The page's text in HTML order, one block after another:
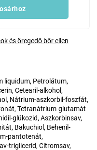
és öregedő bőr ellen
liquidum, Petrolátum,
Cetearil-alkohol,
Nátrium-aszkorbil-foszfát,
Tetranátrium-glutamát-
glükozid, Aszkorbinsav,
Bakuchiol, Behenil-
pantotenát,
triglicerid, Citromsav,